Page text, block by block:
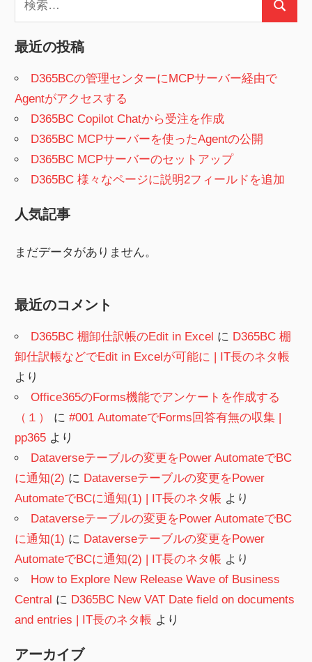
索:
検
最近の投稿
D365BCの管理センターにMCPサーバー経由で
Agentがアクセスする
D365BC Copilot Chatから受注を作成
D365BC MCPサーバーを使ったAgentの公開
D365BC MCPサーバーのセットアップ
D365BC 様々なページに説明2フィールドを追加
人気記事
まだデータがありません。
最近のコメント
D365BC 棚卸仕訳帳のEdit in Excel に D365BC 棚
卸仕訳帳などでEdit in Excelが可能に | IT長のネタ帳
より
Office365のForms機能でアンケートを作成する
（１）
に#001 AutomateでForms回答有無の収集 |
pp365 より
Dataverseテーブルの変更をPower AutomateでBC
に通知(2) に Dataverseテーブルの変更をPower
AutomateでBCに通知(1) | IT長のネタ帳 より
Dataverseテーブルの変更をPower AutomateでBC
に通知(1) に Dataverseテーブルの変更をPower
AutomateでBCに通知(2) | IT長のネタ帳 より
How to Explore New Release Wave of Business
Central に D365BC New VAT Date field on documents
and entries | IT長のネタ帳 より
アーカイブ